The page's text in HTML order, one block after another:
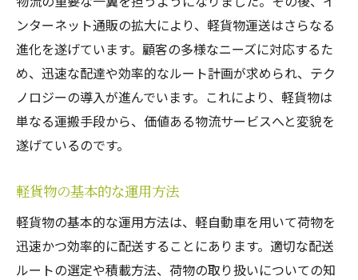
軽貨物を活用した中小企業の成功事例
顧客体験の向上を狙った軽貨物の活用法
軽貨物による地域経済の活性化
ビジネス拡大に寄与する軽貨物の戦略
軽貨物のデジタル化とビジネス効率化
テクノロジーの進化がもたらす軽貨物の未
軽貨物市場の成長予測とその要因
サステイナブルな軽貨物運送の未来
ンターネット通販の拡大により、軽貨物運送はさらなる
進化を遂げています。顧客の多様なニーズに対応するた
め、迅速な配達や効率的なルート計画が求められ、テク
ノロジーの導入が進んでいます。これにより、軽貨物は
単なる運搬手段から、価値ある物流サービスへと変貌を
遂げているのです。
軽貨物の基本的な運用方法
軽貨物の基本的な運用方法は、軽自動車を用いて荷物を
迅速かつ効率的に配送することにあります。適切な配送
ルートの選定や積載方法、荷物の取り扱いについての知